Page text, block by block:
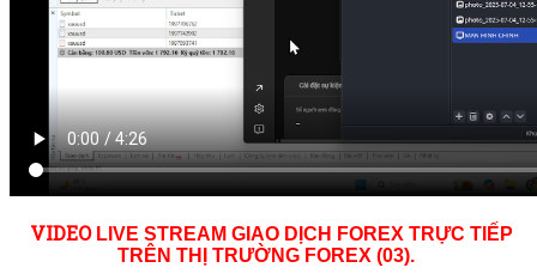
VIDEOLIVE STREAM GIAO DỊCH FOREX TRỰC TIẾP
TRÊN THỊ TRƯỜNG FOREX (03).